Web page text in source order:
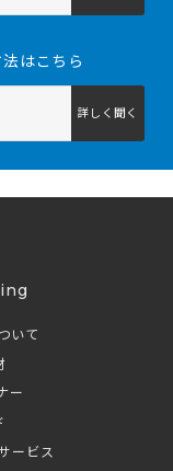
はこちら
詳しく聞く
いて
ー
ービス